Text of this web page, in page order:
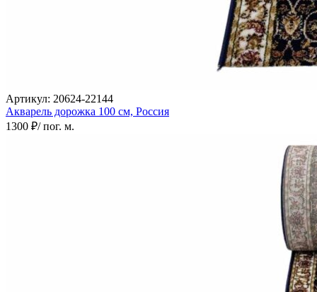
Артикул: 20624-22144
Акварель дорожка 100 см, Россия
1300 ₽/ пог. м.